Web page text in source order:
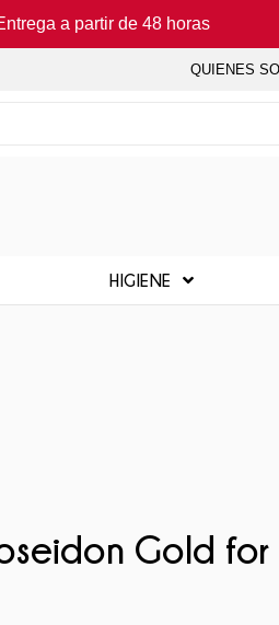
a partir de 48 horas
QUIENES
HIGIENE
Gold